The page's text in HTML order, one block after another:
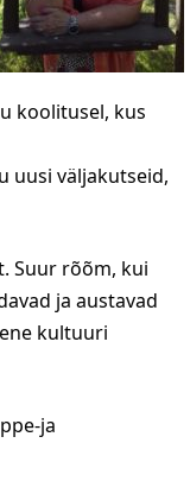
koolitusel, kus
uusi väljakutseid,
Suur rõõm, kui
ja austavad
kultuuri
ja